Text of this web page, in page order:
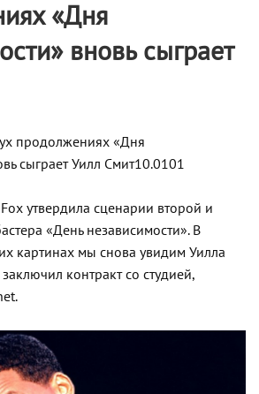
«Дня
вновь сыграет
продолжениях «Дня
сыграет Уилл Смит10.0101
утвердила сценарии второй и
«День независимости». В
картинах мы снова увидим Уилла
контракт со студией,